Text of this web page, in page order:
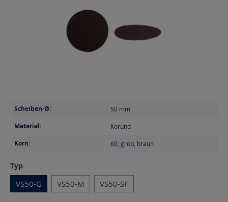
Scheiben-Ø: 50 mm
Material: Korund
Korn: 60, grob, braun
Typ
VS50-G VS50-M VS50-SF